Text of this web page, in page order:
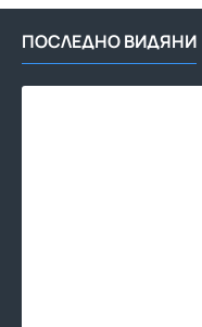
ПОСЛЕДНО ВИДЯНИ